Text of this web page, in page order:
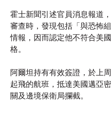
霍士新聞引述官員消息報道
審查時，發現包括「與恐怖
情報，因而認定他不符合美
格。
阿爾坦持有有效簽證，於上
起飛的航班，抵達美國邁亞
關及邊境保衛局攔截。